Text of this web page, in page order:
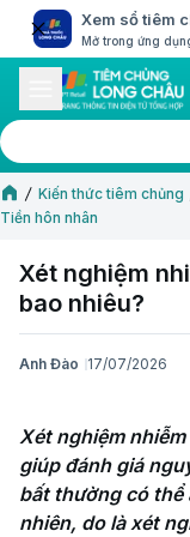
Xem sổ tiêm
Mở trong ứng
Kiến thức tiêm chủng
Tiền hôn nhân
Xét nghiệm
bao nhiêu?
Anh Đào 17/07/2026
Xét nghiệm
giúp đánh giá
bất thường có thể
nhiên, do là xét